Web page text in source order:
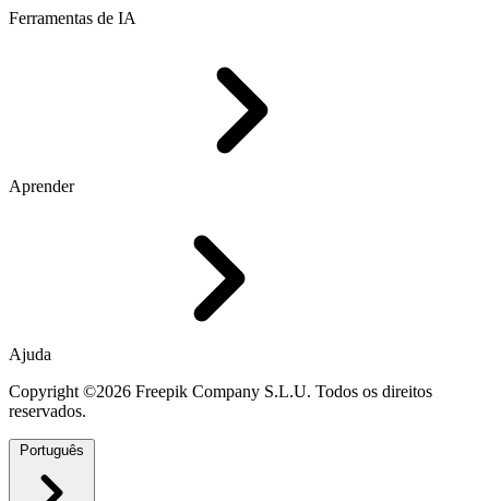
Ferramentas de IA
Aprender
Ajuda
Copyright ©2026 Freepik Company S.L.U. Todos os direitos
reservados.
Português